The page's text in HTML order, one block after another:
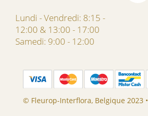
Lundi - Vendredi: 8:15 -
12:00 & 13:00 - 17:00
Samedi: 9:00 - 12:00
© Fleurop-Interflora, Belgique 2023 •